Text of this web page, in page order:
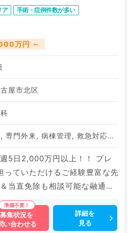
ア
手術・症例件数が多い
万円 ～
屋市北区
一般外来, 専門外来, 病棟管理, 救急対応, 上部内視鏡検査（ＧＦ）, 下部内視鏡検査（ＣＦ）
5日2,000万円以上！！ プレ
っていただけるご経験豊富な先
当直免除も相談可能な融通の
はもちろんのこと、 産業医等
います。 求人内容の詳細等
募集状況を
い合わせる
詳細を
見る